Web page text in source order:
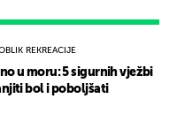
REKREACIJE
u moru: 5 sigurnih vježbi
bol i poboljšati